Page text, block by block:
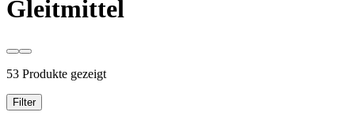
Gleitmittel
53 Produkte gezeigt
Filter